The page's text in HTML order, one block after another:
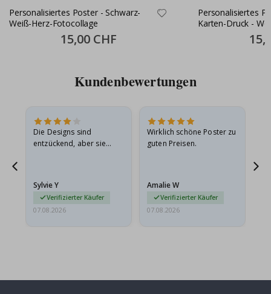
Personalisiertes Poster - Schwarz-
Weiß-Herz-Fotocollage
Special
Price
15,00 CHF
Personalisiertes
Karten-Druck -
Price
Kundenbewertungen
Die Designs sind
entzückend, aber sie
sie…
Sylvie Y
Verifizierter Käufer
07.08.2026
Wirklich schöne Poster zu
guten Preisen.
Amalie W
Verifizierter Käufer
07.08.2026